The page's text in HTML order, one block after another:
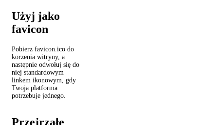
Użyj jako
favicon
Pobierz favicon.ico do
korzenia witryny, a
następnie odwołuj się do
niej standardowym
linkem ikonowym, gdy
Twoja platforma
potrzebuje jednego.
Przejrzałe